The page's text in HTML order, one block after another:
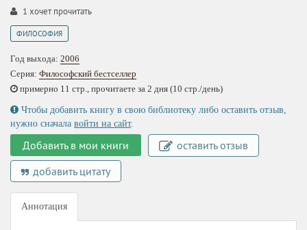
1 хочет прочитать
ФИЛОСОФИЯ
Год выхода: 2006
Серия: Философский бестселлер
примерно 11 стр., прочитаете за 2 дня (10 стр./день)
Чтобы добавить книгу в свою библиотеку либо оставить отзыв,
нужно сначала войти на сайт.
Добавить в мои книги
оставить отзыв
добавить цитату
Аннотация